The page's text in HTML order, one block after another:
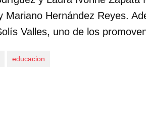
Mariano Hernández Reyes.
Valles, uno de los
educacion